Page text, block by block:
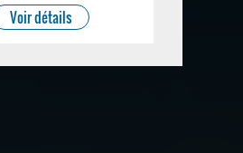
Voir détails